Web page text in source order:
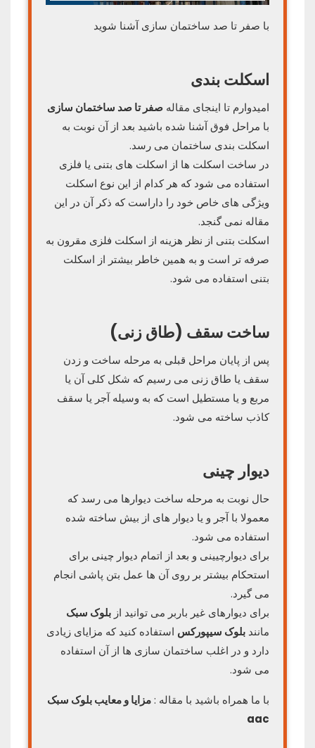
با صفر تا صد ساختمان سازی آشنا شوید
اسکلت بندی
امیدوارم تا اینجای مقاله صفر تا صد ساختمان سازی
با مراحل فوق آشنا شده باشید بعد از آن نوبت به
اسکلت بندی ساختمان می رسد.
در ساخت اسکلت ها از اسکلت های بتنی یا فلزی
استفاده می شود که هر کدام از این نوع اسکلت
ویژگی های خاص خود را داراست که ذکر آن در این
مقاله نمی گنجد.
اسکلت بتنی از نظر هزینه از اسکلت فلزی مقرون به
صرفه تر است و به همین خاطر بیشتر از اسکلت
بتنی استفاده می شود.
ساخت سقف (طاق زنی)
پس از پایان مراحل قبلی به مرحله ساخت و زدن
سقف یا طاق زنی می رسیم که شکل کلی آن یا
مربع و یا مستطیل است که به وسیله آجر یا سقف
کاذب ساخته می شود.
دیوار چینی
حال نوبت به مرحله ساخت دیوارها می رسد که
معمولا با آجر و یا دیوار های از بیش ساخته شده
استفاده می شود.
برای دیوارچیینی و بعد از اتمام دیوار چینی برای
استحکام بیشتر بر روی آن ها عمل بتن پاشی انجام
می گیرد.
برای دیوارهای غیر باربر می توانید از بلوک سبک
مانند بلوک سیپورکس استفاده کنید که مزایای زیادی
دارد و در اغلب ساختمان سازی ها از آن استفاده
می شود.
با ما همراه باشید با مقاله :مزایا و معایب بلوک سبک
aac